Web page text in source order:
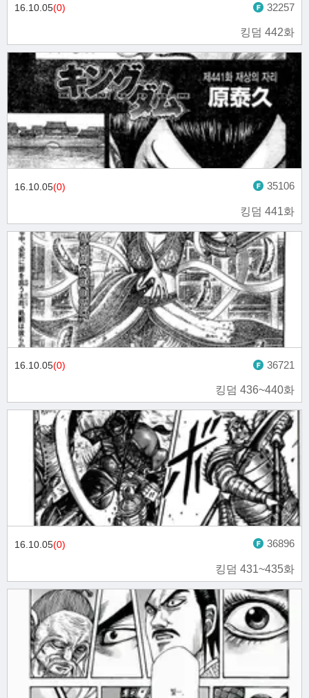
킹덤 442화
16.10.05(0) 32257
킹덤 441화
16.10.05(0) 35106
킹덤 436~440화
16.10.05(0) 36721
킹덤 431~435화
16.10.05(0) 36896